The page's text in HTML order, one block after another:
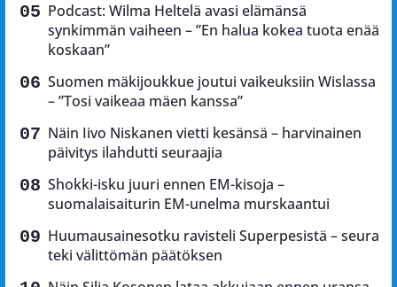
Podcast: Wilma Heltelä avasi elämänsä
synkimmän vaiheen – ”En halua kokea tuota enää
koskaan”
Suomen mäkijoukkue joutui vaikeuksiin Wislassa
– ”Tosi vaikeaa mäen kanssa”
Näin Iivo Niskanen vietti kesänsä – harvinainen
päivitys ilahdutti seuraajia
Shokki-isku juuri ennen EM-kisoja –
suomalaisaiturin EM-unelma murskaantui
Huumausainesotku ravisteli Superpesistä – seura
teki välittömän päätöksen